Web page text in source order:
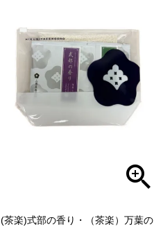
(茶楽)式部の香り・（茶楽）万葉の